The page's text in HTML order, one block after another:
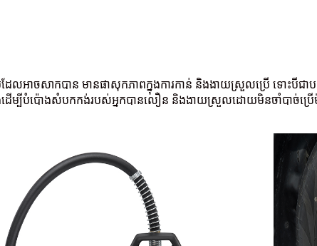
លអាចសាកបាន មានផាសុកភាពក្នុងការកាន់ និងងាយស្រួលប្រើ ទោះបីជាប
ងដើម្បីបំប៉ោងសំបកកង់របស់អ្នកបានលឿន និងងាយស្រួលដោយមិនចាំបាច់ប្